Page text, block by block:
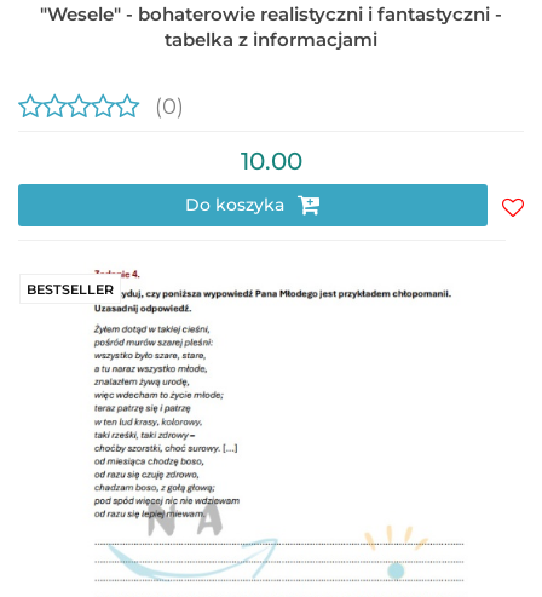
"Wesele" - bohaterowie realistyczni i fantastyczni -
tabelka z informacjami
(0)
10.00
Do koszyka
BESTSELLER